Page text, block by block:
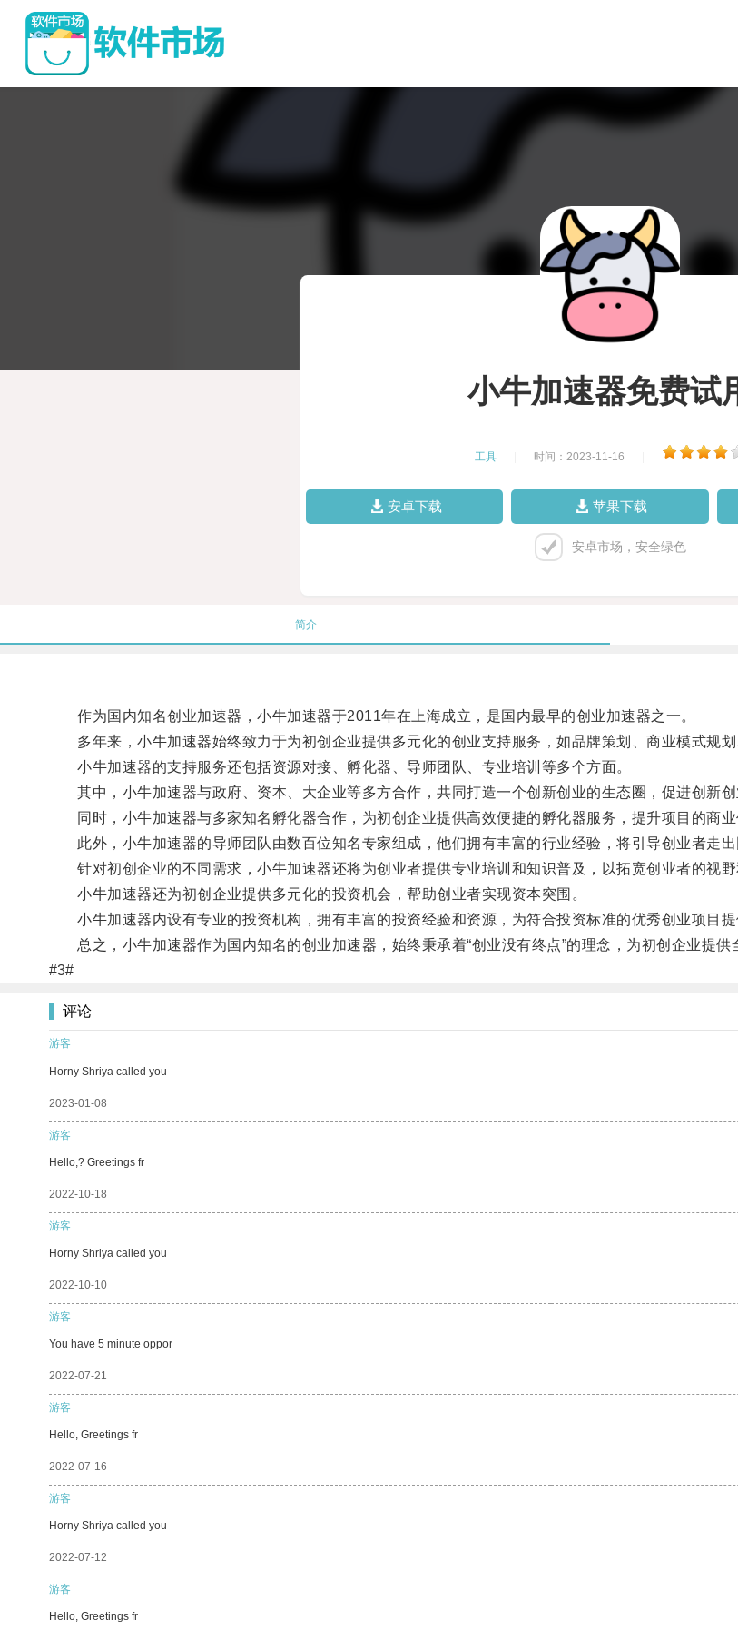
小牛加速器免费试
工具 时间：2023-11-16
安卓下载 苹果下载
安卓市场，安全绿色
简介
作为国内知名创业加速器，小牛加速器于2011年在上海成立，是国内最早的创业加速器之一。
多年来，小牛加速器始终致力于为初创企业提供多元化的创业支持服务，如品牌策划、商业模式规划
小牛加速器的支持服务还包括资源对接、孵化器、导师团队、专业培训等多个方面。
其中，小牛加速器与政府、资本、大企业等多方合作，共同打造一个创新创业的生态圈，促进创新创
同时，小牛加速器与多家知名孵化器合作，为初创企业提供高效便捷的孵化器服务，提升项目的商业
此外，小牛加速器的导师团队由数百位知名专家组成，他们拥有丰富的行业经验，将引导创业者走出
针对初创企业的不同需求，小牛加速器还将为创业者提供专业培训和知识普及，以拓宽创业者的视野
小牛加速器还为初创企业提供多元化的投资机会，帮助创业者实现资本突围。
小牛加速器内设有专业的投资机构，拥有丰富的投资经验和资源，为符合投资标准的优秀创业项目提
总之，小牛加速器作为国内知名的创业加速器，始终秉承着“创业没有终点”的理念，为初创企业提供
#3#
评论
游客
Horny Shriya called you
2023-01-08
游客
Hello,? Greetings fr
2022-10-18
游客
Horny Shriya called you
2022-10-10
游客
You have 5 minute oppor
2022-07-21
游客
Hello, Greetings fr
2022-07-16
游客
Horny Shriya called you
2022-07-12
游客
Hello, Greetings fr